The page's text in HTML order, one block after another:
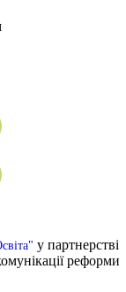
у партнерстві
реформи